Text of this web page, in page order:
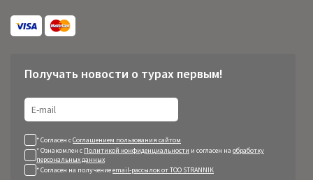
Получать новости о турах первым!
* Согласен сСоглашением пользования сайтом
* Ознакомлен с Политикой конфиденциальности и согласен на обработку
персональных данных
* Согласен на получениеemail-рассылок от ТОО STRANNIK